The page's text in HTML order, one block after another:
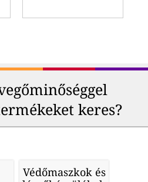
keres?
Védőmaszkok és